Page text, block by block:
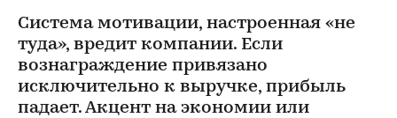
Система мотивации, настроенная «не
туда», вредит компании. Если
вознаграждение привязано
исключительно к выручке, прибыль
падает. Акцент на экономии или